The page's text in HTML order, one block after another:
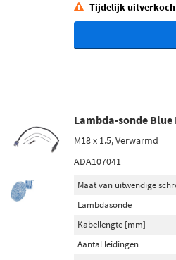
Tijdelijk
Lambda-sonde Blue
M18 x 1.5, Verwarmd
ADA107041
Maat van uitwendige
Lambdasonde
Kabellengte [mm]
Aantal leidingen